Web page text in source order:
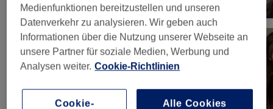
Medienfunktionen bereitzustellen und unseren
Datenverkehr zu analysieren. Wir geben auch
Informationen über die Nutzung unserer Webseite an
unsere Partner für soziale Medien, Werbung und
Analysen weiter. Cookie-Richtlinien
Cookie-
Alle Cookies